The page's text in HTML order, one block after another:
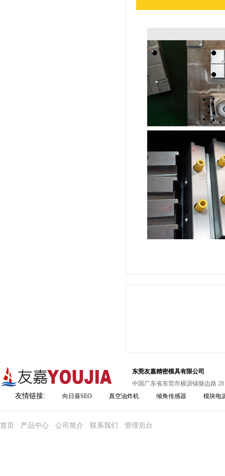
东莞友嘉精密模具有限公司
中国广东省东莞市横沥镇骆边路 28
友情链接: 向日葵SEO 真空油炸机 倾角传感器 模块电
首页 产品中心 公司简介 联系我们 管理后台